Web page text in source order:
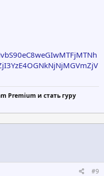
Premium и стать гуру
#9